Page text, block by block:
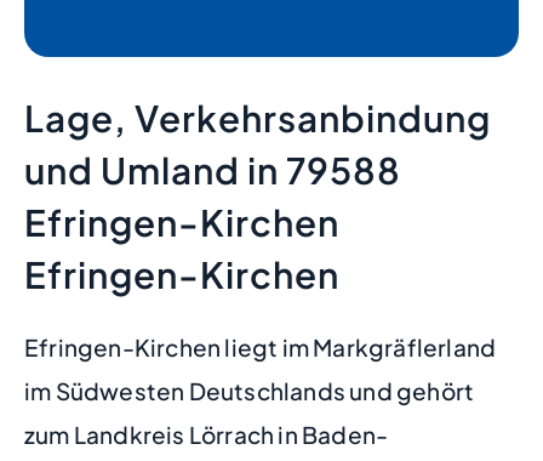
Lage, Verkehrsanbindung
und Umland in 79588
Efringen-Kirchen
Efringen-Kirchen
Efringen-Kirchen liegt im Markgräflerland
im Südwesten Deutschlands und gehört
zum Landkreis Lörrach in Baden-